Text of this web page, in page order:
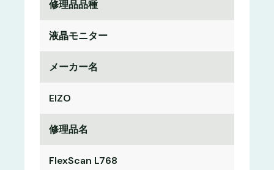
修理品品種
液晶モニター
メーカー名
EIZO
修理品名
FlexScan L768